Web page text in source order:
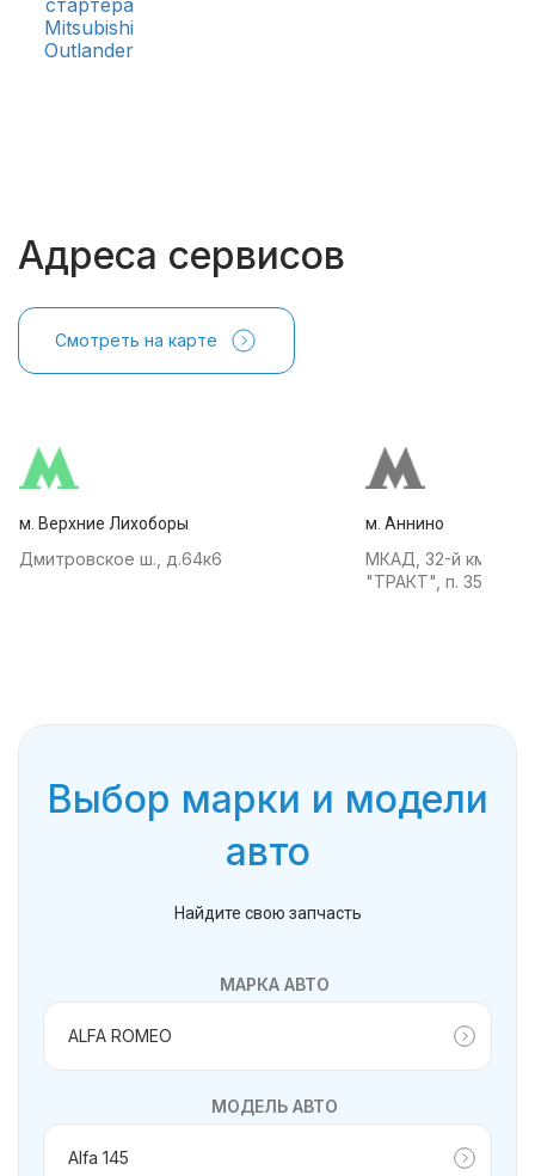
стартера
Mitsubishi
Outlander
Адреса сервисов
Смотреть на карте
м. Верхние Лихоборы
Дмитровское ш., д.64к6
м. Аннино
МКАД, 32-й км, АТК
"ТРАКТ", п. 35
Выбор марки и модели
авто
Найдите свою запчасть
МАРКА АВТО
МОДЕЛЬ АВТО